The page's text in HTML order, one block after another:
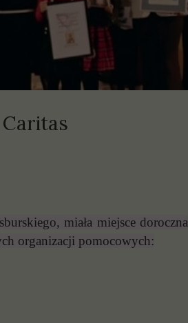
miała miejsce doroczna
organizacji pomocowych: